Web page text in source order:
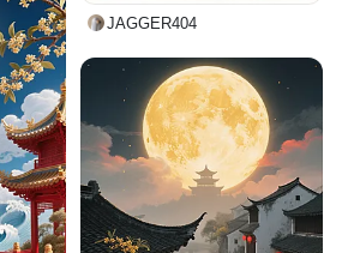
JAGGER404